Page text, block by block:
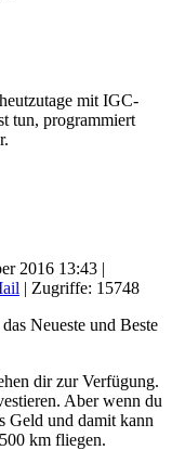
mit IGC-
tun, programmiert
2016 13:43 |
| Zugriffe: 15748
Neueste und Beste
dir zur Verfügung.
Aber wenn du
Geld und damit kann
km fliegen.